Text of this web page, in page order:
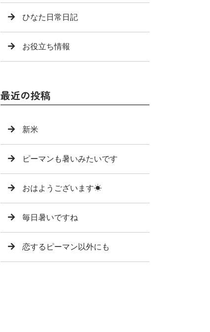
ひなた日常日記
お役立ち情報
最近の投稿
新米
ピーマンも暑いみたいです
おはようございます☀
毎日暑いですね
恋するピーマン以外にも